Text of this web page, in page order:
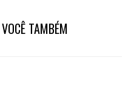
TAMBÉM